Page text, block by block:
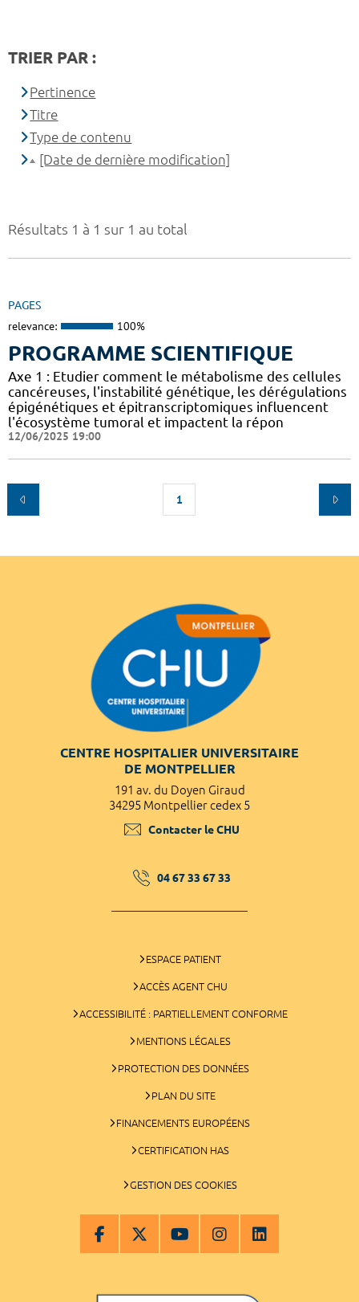
Résultats 1 à 1 sur 1 au total
PAGES
relevance: 100%
PROGRAMME SCIENTIFIQUE
Axe 1 : Etudier comment le métabolisme des cellules
cancéreuses, l'instabilité génétique, les dérégulations
épigénétiques et épitranscriptomiques influencent
l'écosystème tumoral et impactent la répon
12/06/2025 19:00
1
TRIER PAR :
Pertinence
Titre
Type de contenu
[Date de dernière modification]
CENTRE HOSPITALIER UNIVERSITAIRE
DE MONTPELLIER
191 av. du Doyen Giraud
34295 Montpellier cedex 5
Contacter le CHU
04 67 33 67 33
ESPACE PATIENT
ACCÈS AGENT CHU
ACCESSIBILITÉ : PARTIELLEMENT CONFORME
MENTIONS LÉGALES
PROTECTION DES DONNÉES
PLAN DU SITE
FINANCEMENTS EUROPÉENS
CERTIFICATION HAS
GESTION DES COOKIES